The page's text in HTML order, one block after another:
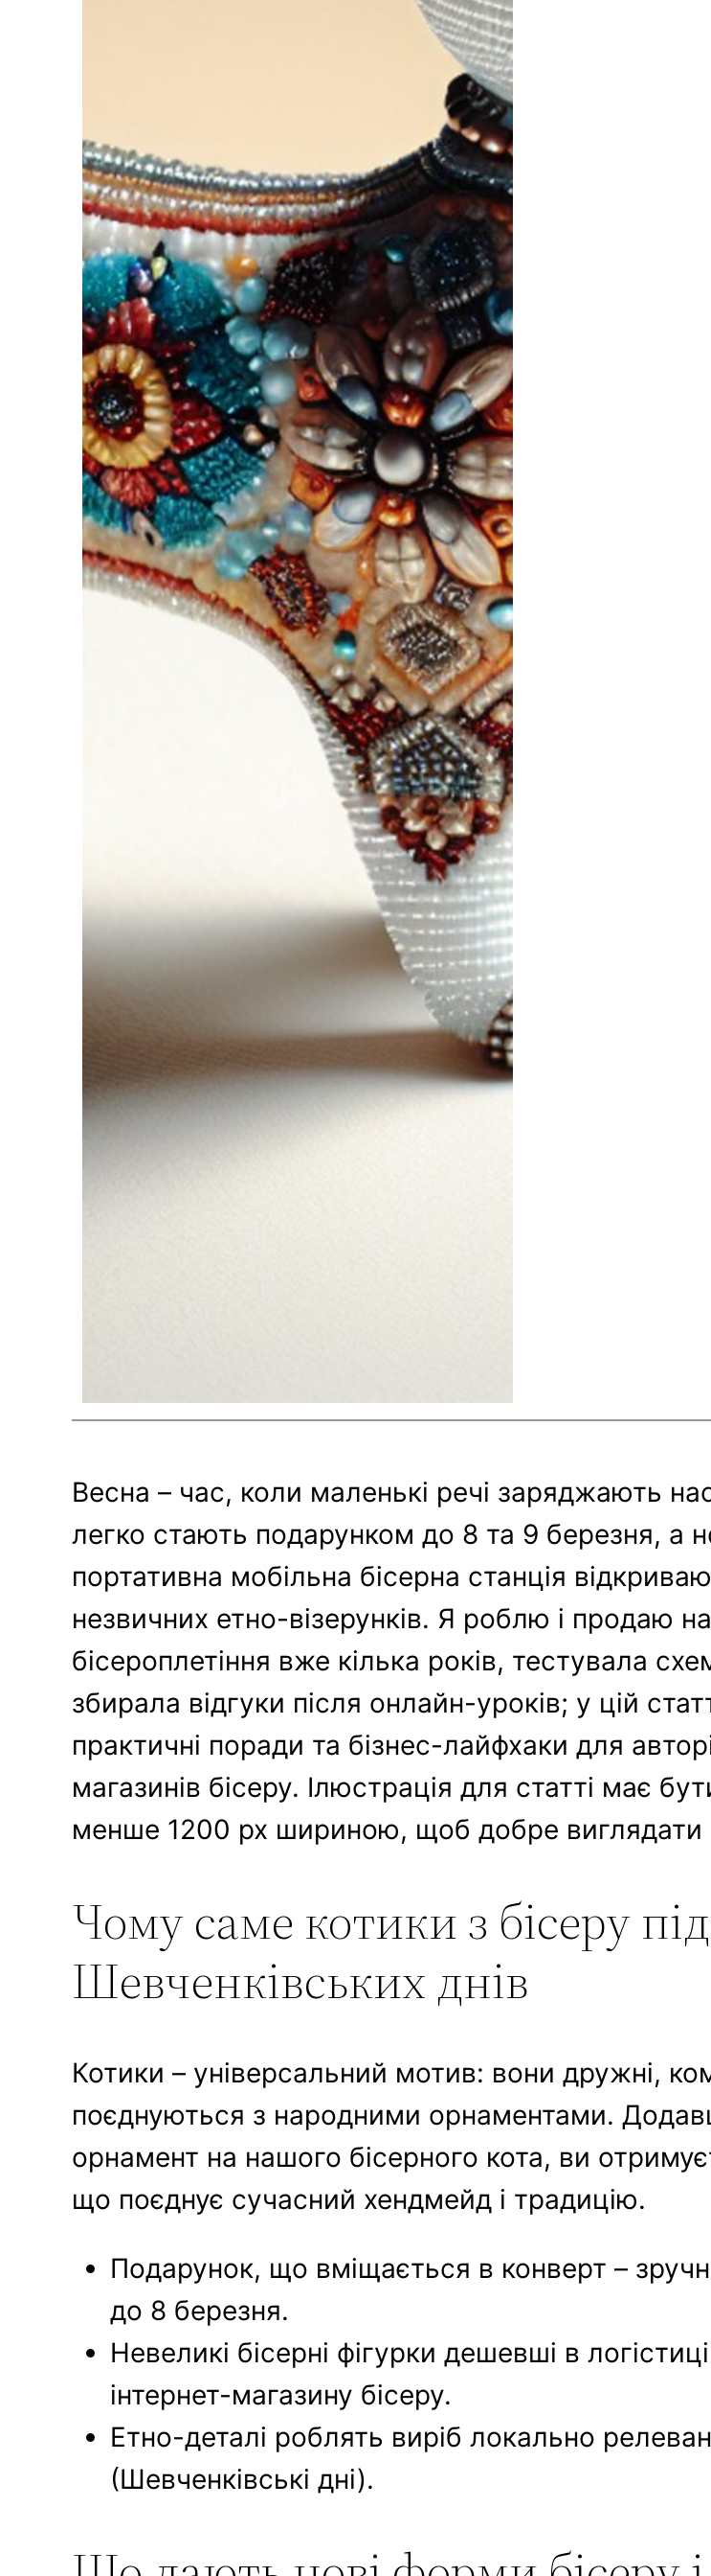
Весна – час, коли маленькі речі заряджають
легко стають подарунком до 8 та 9 березня, а
портативна мобільна бісерна станція
незвичних етно-візерунків. Я роблю і продаю
бісероплетіння вже кілька років, тестувала
збирала відгуки після онлайн-уроків; у цій
практичні поради та бізнес-лайфхаки для
магазинів бісеру. Ілюстрація для статті має
менше 1200 px шириною, щоб добре виглядати в
Чому саме котики з бісеру
Шевченківських днів
Котики – універсальний мотив: вони дружні,
поєднуються з народними орнаментами.
орнамент на нашого бісерного кота, ви
що поєднує сучасний хендмейд і традицію.
Подарунок, що вміщається в конверт –
до 8 березня.
Невеликі бісерні фігурки дешевші в
інтернет-магазину бісеру.
Етно-деталі роблять виріб локально
(Шевченківські дні).